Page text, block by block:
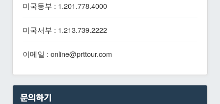
미국동부 : 1.201.778.4000
미국서부 : 1.213.739.2222
이메일 : online@prttour.com
문의하기